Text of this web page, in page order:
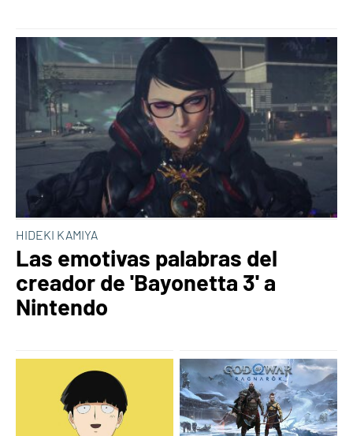
HIDEKI KAMIYA
Las emotivas palabras del
creador de 'Bayonetta 3' a
Nintendo